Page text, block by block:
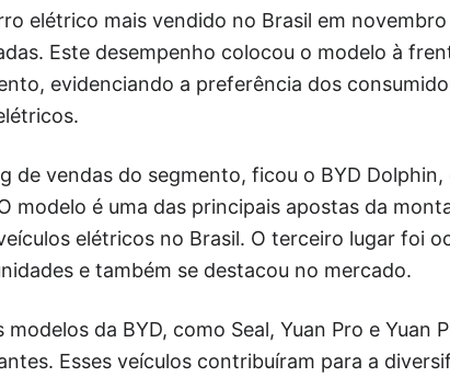
elétrico mais vendido no Brasil em
Este desempenho colocou o modelo à
evidenciando a preferência dos
de vendas do segmento, ficou o BYD
modelo é uma das principais apostas da
elétricos no Brasil. O terceiro lugar foi
e também se destacou no mercado.
da BYD, como Seal, Yuan Pro e Yuan
Esses veículos contribuíram para a